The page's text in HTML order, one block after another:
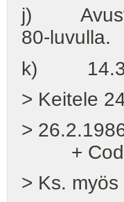
j)
80-luvulla.
k)
> Keitele
>
+ Coda:
> Ks.